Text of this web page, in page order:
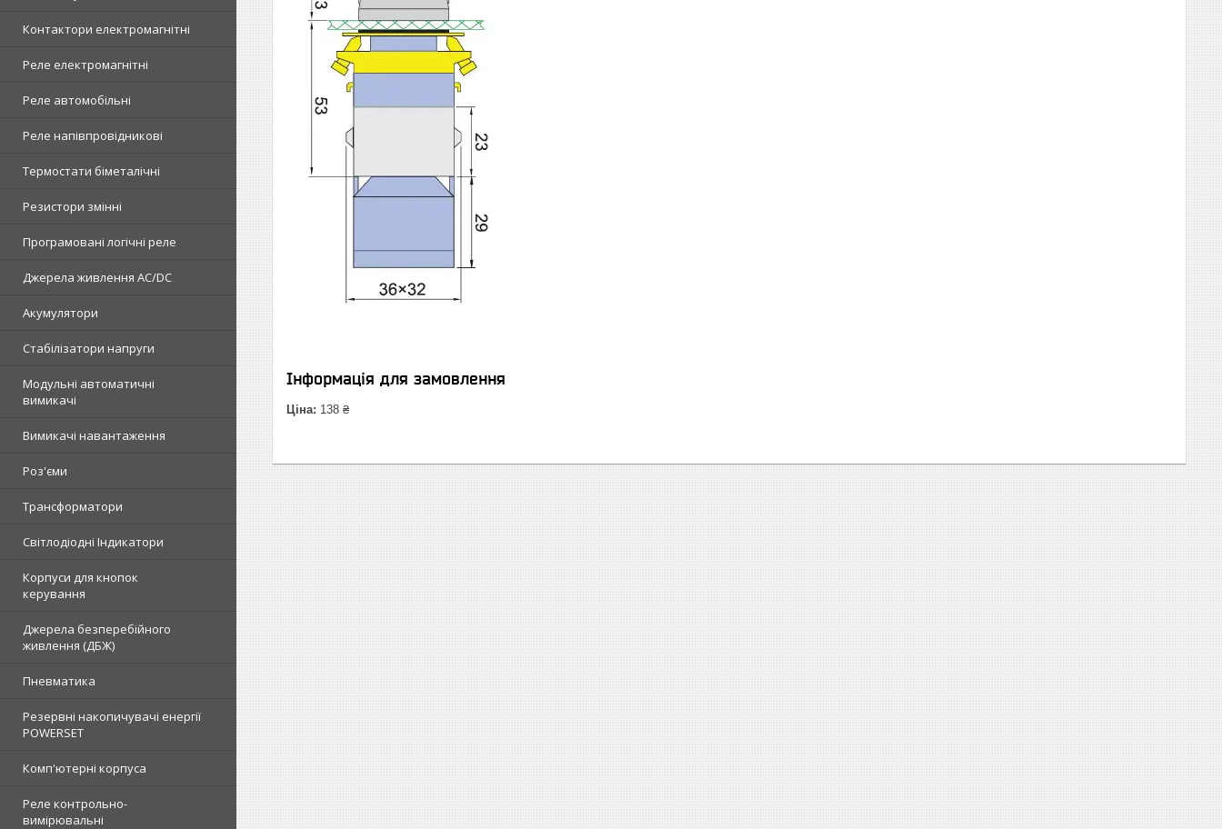
Контактори електромагнітні
Реле електромагнітні
Реле автомобільні
Реле напівпровідникові
Термостати біметалічні
Резистори змінні
Програмовані логічні реле
Джерела живлення AC/DC
Акумулятори
Стабілізатори напруги
Модульні автоматичні
вимикачі
Вимикачі навантаження
Роз'єми
Трансформатори
Світлодіодні Індикатори
Корпуси для кнопок
керування
Джерела безперебійного
живлення (ДБЖ)
Пневматика
Резервні накопичувачі енергії
POWERSET
Комп'ютерні корпуса
Реле контрольно-
вимірювальні
Інформація для замовлення
Ціна: 138 ₴